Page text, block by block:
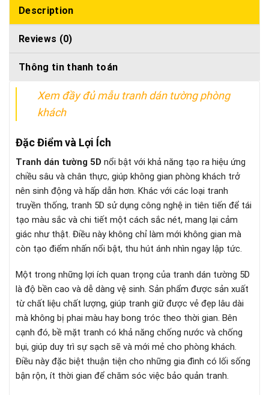
Description
Reviews (0)
Thông tin thanh toán
Xem đầy đủ mẫu tranh dán tường phòng
khách
Đặc Điểm và Lợi Ích
Tranh dán tường 5D nổi bật với khả năng tạo ra hiệu ứng
chiều sâu và chân thực, giúp không gian phòng khách trở
nên sinh động và hấp dẫn hơn. Khác với các loại tranh
truyền thống, tranh 5D sử dụng công nghệ in tiên tiến để tái
tạo màu sắc và chi tiết một cách sắc nét, mang lại cảm
giác như thật. Điều này không chỉ làm mới không gian mà
còn tạo điểm nhấn nổi bật, thu hút ánh nhìn ngay lập tức.
Một trong những lợi ích quan trọng của tranh dán tường 5D
là độ bền cao và dễ dàng vệ sinh. Sản phẩm được sản xuất
từ chất liệu chất lượng, giúp tranh giữ được vẻ đẹp lâu dài
mà không bị phai màu hay bong tróc theo thời gian. Bên
cạnh đó, bề mặt tranh có khả năng chống nước và chống
bụi, giúp duy trì sự sạch sẽ và mới mẻ cho phòng khách.
Điều này đặc biệt thuận tiện cho những gia đình có lối sống
bận rộn, ít thời gian để chăm sóc việc bảo quản tranh.